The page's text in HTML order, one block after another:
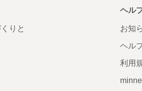
りと
ヘル
お知
ヘル
利用